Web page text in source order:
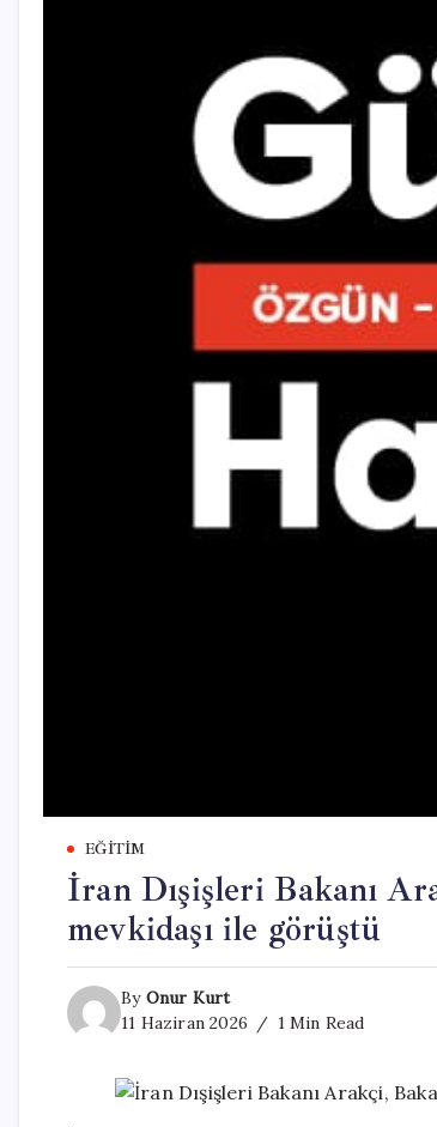
EĞITIM
İran Dışişleri Bakanı
mevkidaşı ile görüştü
By Onur Kurt
11 Haziran 2026
1 Min Read